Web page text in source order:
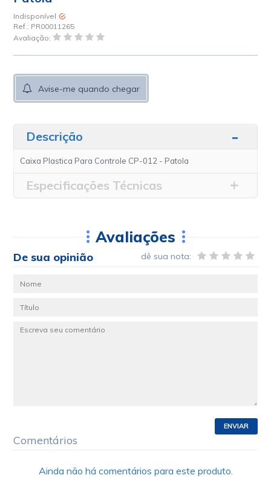
Indisponível
Ref.: PR00011265
Avaliação:
Avise-me quando chegar
Descrição
Caixa Plastica Para Controle CP-012 - Patola
Especificações Técnicas
Avaliações
De sua opinião dê sua nota:
ENVIAR
Comentários
Ainda não há comentários para este produto.